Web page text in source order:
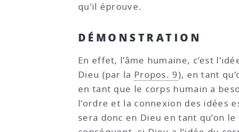
qu’il éprouve.
DÉMONSTRATION
En effet, l’âme humaine, c’est
Dieu (par la Propos. 9), en tant
en tant que le corps humain a
l’ordre et la connexion des idées
sera donc en Dieu en tant qu’on